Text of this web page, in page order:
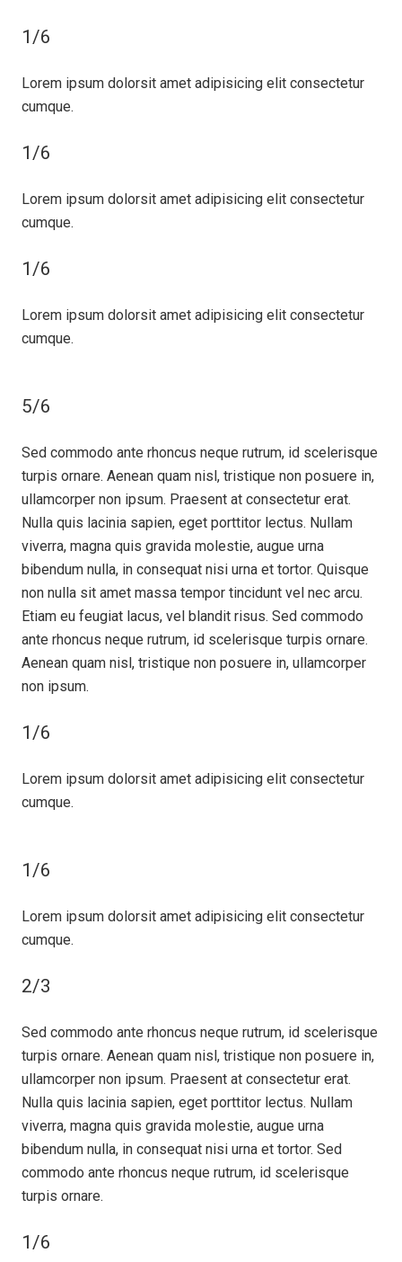
1/6
Lorem ipsum dolorsit amet adipisicing elit consectetur
cumque.
1/6
Lorem ipsum dolorsit amet adipisicing elit consectetur
cumque.
1/6
Lorem ipsum dolorsit amet adipisicing elit consectetur
cumque.
5/6
Sed commodo ante rhoncus neque rutrum, id scelerisque
turpis ornare. Aenean quam nisl, tristique non posuere in,
ullamcorper non ipsum. Praesent at consectetur erat.
Nulla quis lacinia sapien, eget porttitor lectus. Nullam
viverra, magna quis gravida molestie, augue urna
bibendum nulla, in consequat nisi urna et tortor. Quisque
non nulla sit amet massa tempor tincidunt vel nec arcu.
Etiam eu feugiat lacus, vel blandit risus. Sed commodo
ante rhoncus neque rutrum, id scelerisque turpis ornare.
Aenean quam nisl, tristique non posuere in, ullamcorper
non ipsum.
1/6
Lorem ipsum dolorsit amet adipisicing elit consectetur
cumque.
1/6
Lorem ipsum dolorsit amet adipisicing elit consectetur
cumque.
2/3
Sed commodo ante rhoncus neque rutrum, id scelerisque
turpis ornare. Aenean quam nisl, tristique non posuere in,
ullamcorper non ipsum. Praesent at consectetur erat.
Nulla quis lacinia sapien, eget porttitor lectus. Nullam
viverra, magna quis gravida molestie, augue urna
bibendum nulla, in consequat nisi urna et tortor. Sed
commodo ante rhoncus neque rutrum, id scelerisque
turpis ornare.
1/6